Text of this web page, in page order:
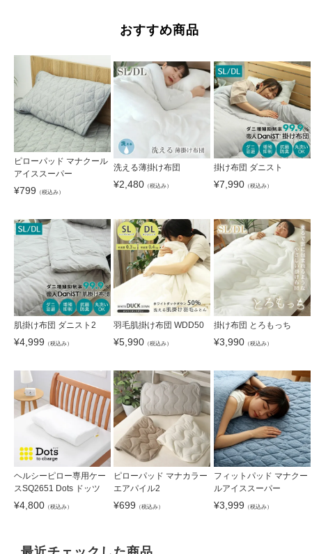
おすすめ商品
ピローパッド マナクール
アイススーパー
¥799 （税込み）
洗える薄掛け布団
¥2,480 （税込み）
掛け布団 ダニスト
¥7,990（税込み）
肌掛け布団 ダニスト2
¥4,999 （税込み）
羽毛肌掛け布団 WDD50
¥5,990 （税込み）
掛け布団 とろもっち
¥3,990（税込み）
ヘルシーピロー専用ケー
スSQ2651 Dots ドッツ
¥4,800 （税込み）
ピローパッド マナカラー
エアパイル2
¥699 （税込み）
フィットパッド マナクー
ルアイススーパー
¥3,999 （税込み）